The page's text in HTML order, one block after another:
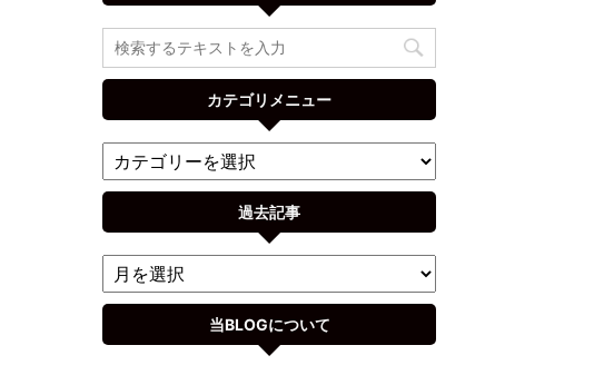
カテゴリメニュー
過去記事
当BLOGについて